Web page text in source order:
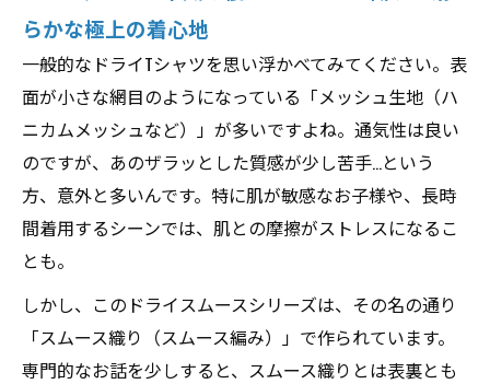
らかな極上の着心地
一般的なドライTシャツを思い浮かべてみてください。表
面が小さな網目のようになっている「メッシュ生地（ハ
ニカムメッシュなど）」が多いですよね。通気性は良い
のですが、あのザラッとした質感が少し苦手…という
方、意外と多いんです。特に肌が敏感なお子様や、長時
間着用するシーンでは、肌との摩擦がストレスになるこ
とも。
しかし、このドライスムースシリーズは、その名の通り
「スムース織り（スムース編み）」で作られています。
専門的なお話を少しすると、スムース織りとは表裏とも